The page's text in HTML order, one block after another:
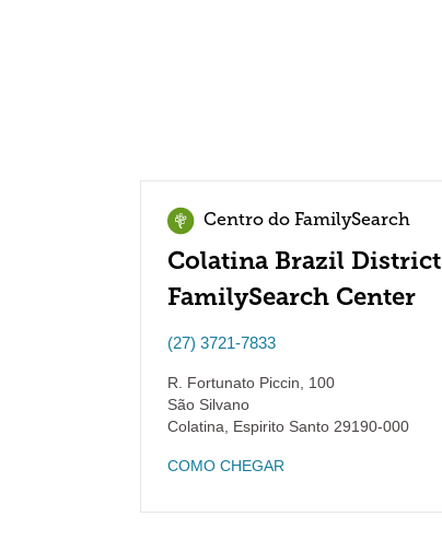
Centro do FamilySearch
Colatina Brazil District
FamilySearch Center
(27) 3721-7833
R. Fortunato Piccin, 100
São Silvano
Colatina
Espirito Santo 29190-000
COMO CHEGAR